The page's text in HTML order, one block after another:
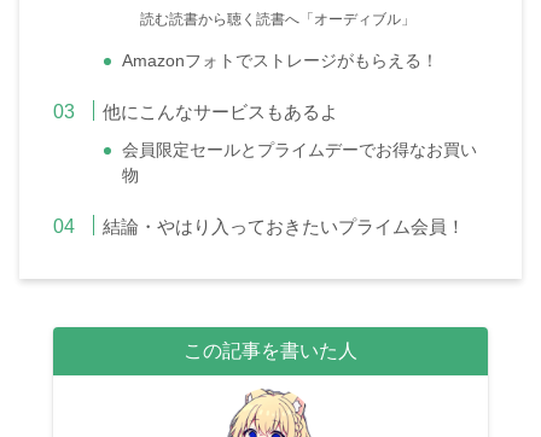
読む読書から聴く読書へ「オーディブル」
Amazonフォトでストレージがもらえる！
他にこんなサービスもあるよ
会員限定セールとプライムデーでお得なお買い
物
結論・やはり入っておきたいプライム会員！
この記事を書いた人